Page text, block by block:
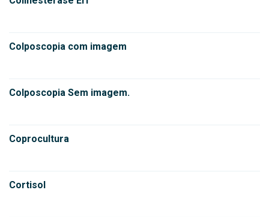
Colposcopia com imagem
Colposcopia Sem imagem.
Coprocultura
Cortisol